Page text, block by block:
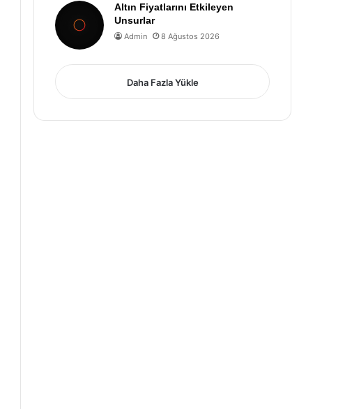
Altın Fiyatlarını Etkileyen
Unsurlar
Admin 8 Ağustos 2026
Daha Fazla Yükle